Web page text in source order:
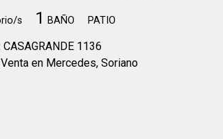
s 1 BAÑO PATIO
1136
en Mercedes, Soriano